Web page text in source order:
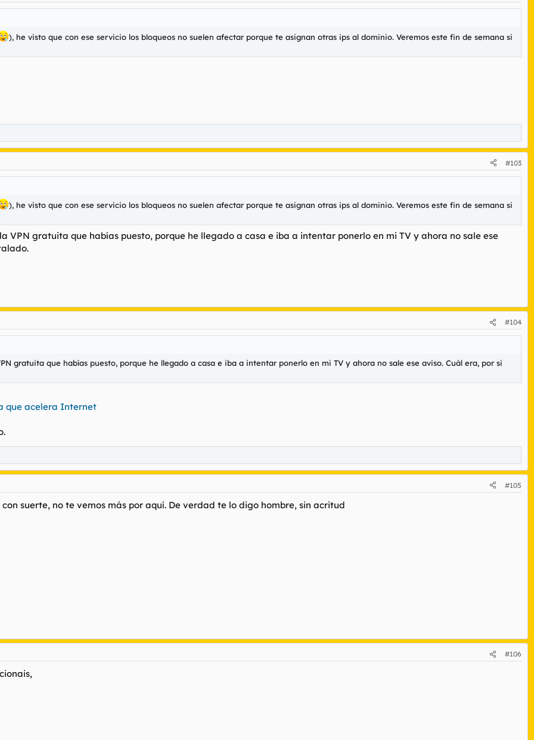
), he visto que con ese servicio los bloqueos no suelen afectar porque te asignan otras ips al dominio. Veremos este fin de semana si
#103
), he visto que con ese servicio los bloqueos no suelen afectar porque te asignan otras ips al dominio. Veremos este fin de semana si
VPN gratuita que habías puesto, porque he llegado a casa e iba a intentar ponerlo en mi TV y ahora no sale ese
#104
gratuita que habías puesto, porque he llegado a casa e iba a intentar ponerlo en mi TV y ahora no sale ese aviso. Cuál era, por si
que acelera Internet
#105
suerte, no te vemos más por aquí. De verdad te lo digo hombre, sin acritud
#106